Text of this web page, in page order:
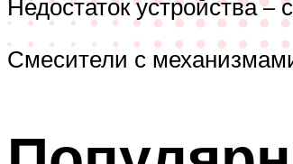
Недостаток устройства
Смесители с